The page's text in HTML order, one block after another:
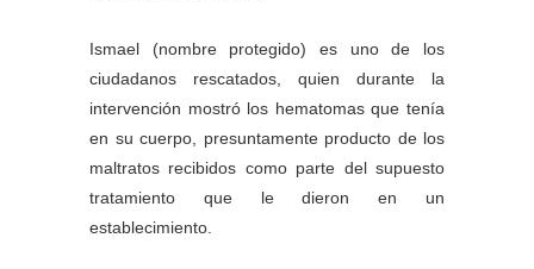
Ismael (nombre protegido) es uno de los
ciudadanos rescatados, quien durante la
intervención mostró los hematomas que tenía
en su cuerpo, presuntamente producto de los
maltratos recibidos como parte del supuesto
tratamiento que le dieron en un
establecimiento.